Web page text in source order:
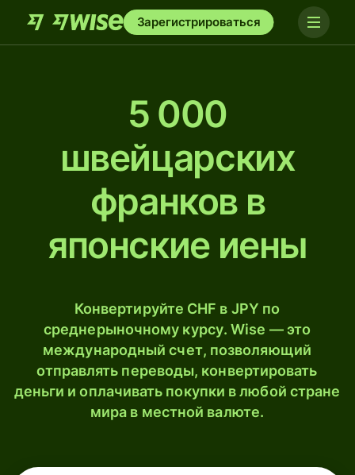
Зарегистрироваться
5 000
швейцарских
франков в
японские иены
Конвертируйте CHF в JPY по
среднерыночному курсу. Wise — это
международный счет, позволяющий
отправлять переводы, конвертировать
деньги и оплачивать покупки в любой стране
мира в местной валюте.